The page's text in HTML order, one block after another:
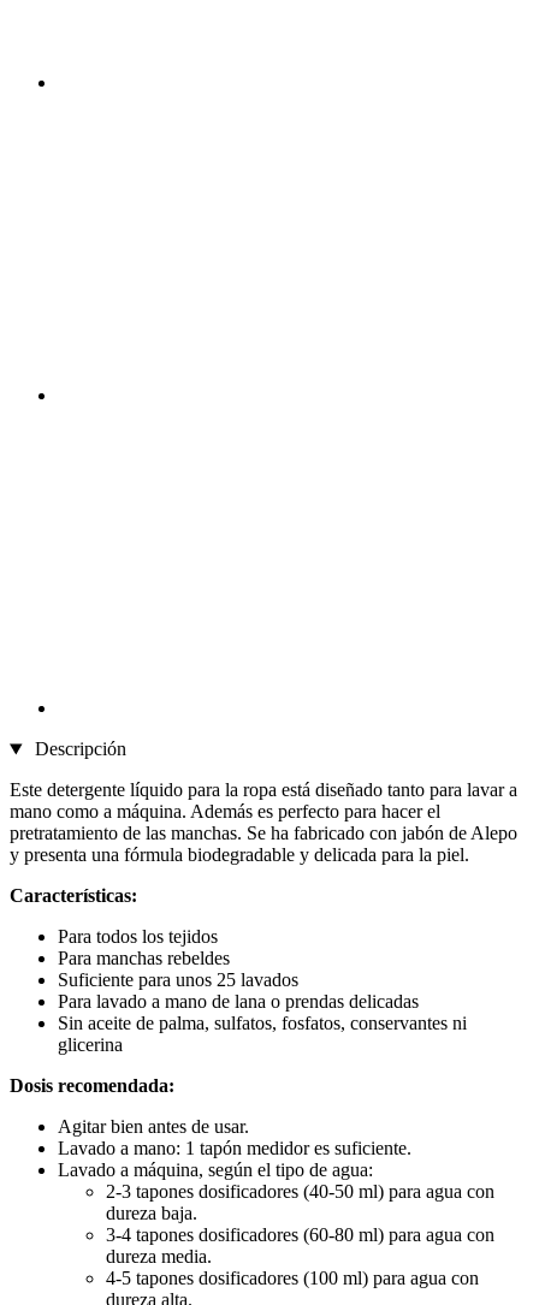
Descripción
Este detergente líquido para la ropa está diseñado tanto para lavar a
mano como a máquina. Además es perfecto para hacer el
pretratamiento de las manchas. Se ha fabricado con jabón de Alepo
y presenta una fórmula biodegradable y delicada para la piel.
Características:
Para todos los tejidos
Para manchas rebeldes
Suficiente para unos 25 lavados
Para lavado a mano de lana o prendas delicadas
Sin aceite de palma, sulfatos, fosfatos, conservantes ni
glicerina
Dosis recomendada:
Agitar bien antes de usar.
Lavado a mano: 1 tapón medidor es suficiente.
Lavado a máquina, según el tipo de agua:
2-3 tapones dosificadores (40-50 ml) para agua con
dureza baja.
3-4 tapones dosificadores (60-80 ml) para agua con
dureza media.
4-5 tapones dosificadores (100 ml) para agua con
dureza alta.